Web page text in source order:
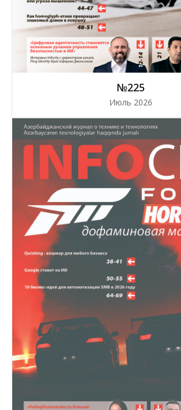
№225
Июль 2026